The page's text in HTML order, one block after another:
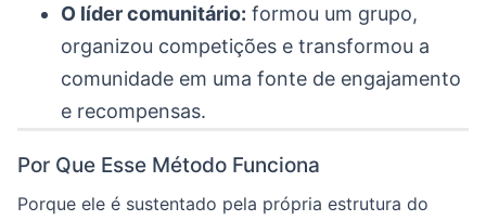
O líder comunitário: formou um grupo,
organizou competições e transformou a
comunidade em uma fonte de engajamento
e recompensas.
Por Que Esse Método Funciona
Porque ele é sustentado pela própria estrutura do